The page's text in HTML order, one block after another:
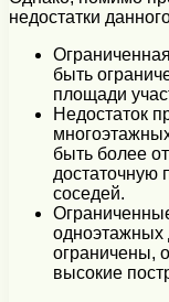
недостатки
быть
площади
Недостаток
быть более
достаточную
соседей.
одноэтажных
ограничены,
высокие